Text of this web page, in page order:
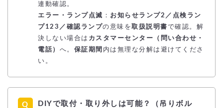
連動確認。
エラー・ランプ点滅 ： お知らせランプ2／点検ラン
プ123／確認ランプの意味を取扱説明書で確認。解
決しない場合は カスタマーセンター（問い合わせ・
電話） へ。 保証期間 内は無理な分解は避けてくださ
い。
DIYで取付・取り外しは可能？（吊りボル